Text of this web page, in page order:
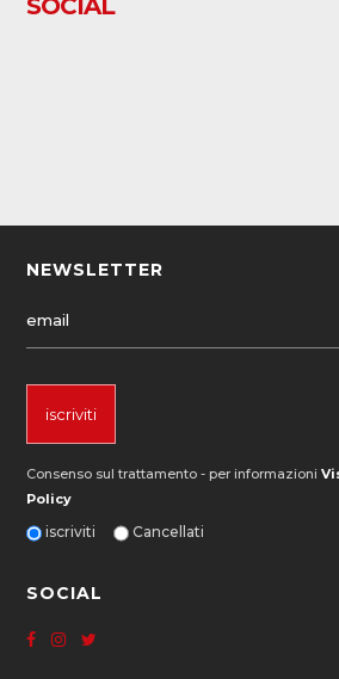
NEWSLETTER
Consenso sul trattamento - per informazioni
Policy
iscriviti Cancellati
SOCIAL